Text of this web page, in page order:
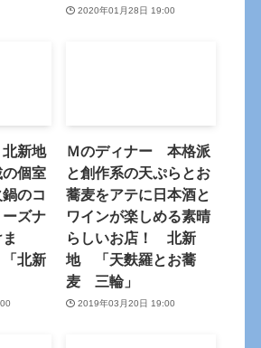
2020年01月28日 19:00
新地
個室
のコ
ズナ
北新
Ｍのディナー 本格派
と創作系の天ぷらとお
蕎麦をアテに日本酒と
ワインが楽しめる素晴
らしいお店！ 北新
地 「天麩羅とお蕎
麦 三輪」
2019年03月20日 19:00